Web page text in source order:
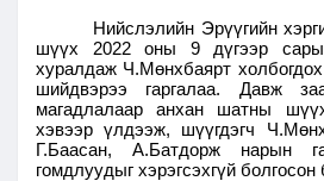
Нийслэлийн Эрүүгийн
шүүх 2022 оны 9 дүгээр
хуралдаж Ч.Мөнхбаярт
шийдвэрээ гаргалаа. Давж
магадлалаар анхан шатны
хэвээр үлдээж, шүүгдэгч
Г.Баасан, А.Батдорж нарын
гомдлуудыг хэрэгсэхгүй болгосон